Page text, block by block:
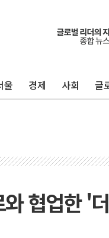
울 경제 사회 글
협업한 '